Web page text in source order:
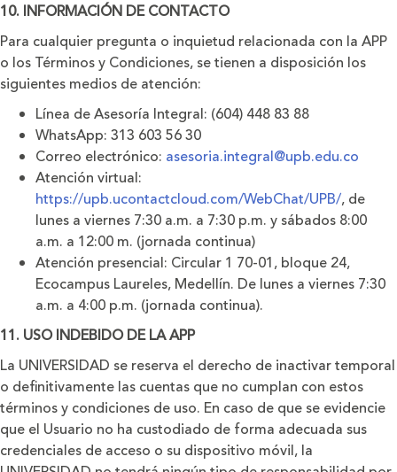
10. INFORMACIÓN DE CONTACTO
Para cualquier pregunta o inquietud relacionada con la APP
o los Términos y Condiciones, se tienen a disposición los
siguientes medios de atención:
Línea de Asesoría Integral: (604) 448 83 88
WhatsApp: 313 603 56 30
Correo electrónico: asesoria.integral@upb.edu.co
Atención virtual:
https://upb.ucontactcloud.com/WebChat/UPB/, de
lunes a viernes 7:30 a.m. a 7:30 p.m. y sábados 8:00
a.m. a 12:00 m. (jornada continua)
Atención presencial: Circular 1 70-01, bloque 24,
Ecocampus Laureles, Medellín. De lunes a viernes 7:30
a.m. a 4:00 p.m. (jornada continua).
11. USO INDEBIDO DE LA APP
La UNIVERSIDAD se reserva el derecho de inactivar temporal
o deﬁnitivamente las cuentas que no cumplan con estos
términos y condiciones de uso. En caso de que se evidencie
que el Usuario no ha custodiado de forma adecuada sus
credenciales de acceso o su dispositivo móvil, la